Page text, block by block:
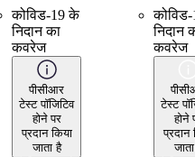
कोविड-19 के
निदान का
कवरेज
पीसीआर
टेस्ट पॉजिटिव
होने पर
प्रदान किया
जाता है
निदान
कवरेज
टेस्ट
होने
प्रदान